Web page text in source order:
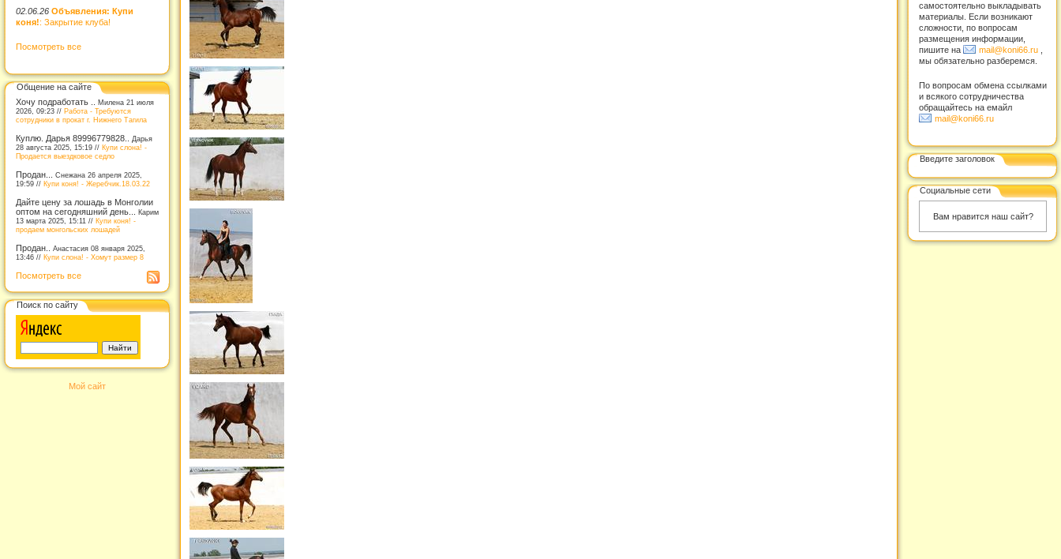
02.06.26 Объявления: Купи
коня!: Закрытие клуба!
Посмотреть все
Общение на сайте
Хочу подработать .. Милена 21 июля
2026, 09:23 // Работа - Требуются
сотрудники в прокат г. Нижнего Тагила
Куплю. Дарья 89996779828..
Дарья
28 августа 2025, 15:19 // Купи слона! -
Продается выездковое седло
Продан... Снежана 26 апреля 2025,
19:59 // Купи коня! - Жеребчик.18.03.22
Дайте цену за лошадь в Монголии
оптом на сегодняшний день... Карим
13 марта 2025, 15:11 // Купи коня! -
продаем монгольских лошадей
Продан.. Анастасия 08 января 2025,
13:46 // Купи слона! - Хомут размер 8
Посмотреть все
Поиск по сайту
Мой сайт
самостоятельно выкладывать
материалы. Если возникают
сложности, по вопросам
размещения информации,
пишите на
mail@koni66.ru
мы обязательно разберемся.
По вопросам обмена ссылками
и всякого сотрудничества
обращайтесь на емайл
mail@koni66.ru
Введите заголовок
Социальные сети
Вам нравится наш сайт?